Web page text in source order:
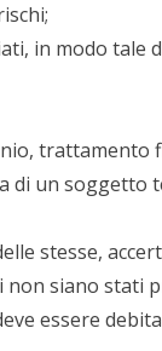
in modo tale
trattamento
di un soggetto
stesse,
siano stati
essere